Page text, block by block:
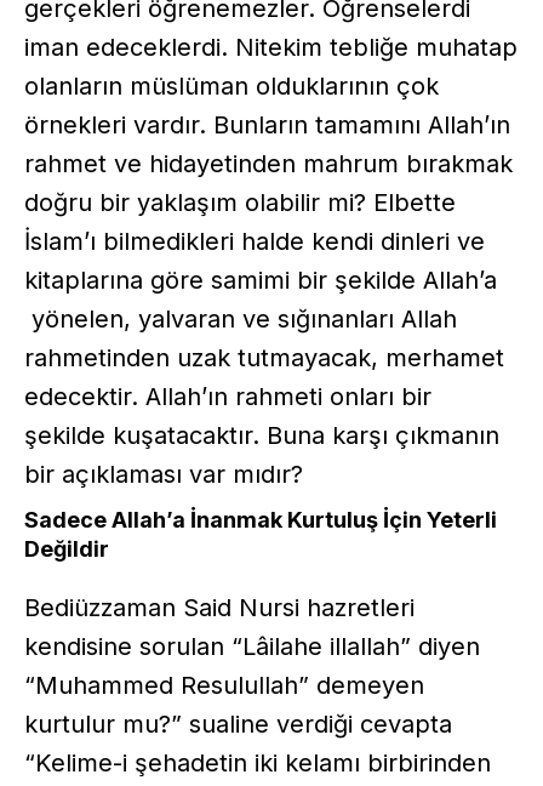
gerçekleri öğrenemezler. Öğrenselerdi
iman edeceklerdi. Nitekim tebliğe muhatap
olanların müslüman olduklarının çok
örnekleri vardır. Bunların tamamını Allah’ın
rahmet ve hidayetinden mahrum bırakmak
doğru bir yaklaşım olabilir mi? Elbette
İslam’ı bilmedikleri halde kendi dinleri ve
kitaplarına göre samimi bir şekilde Allah’a
yönelen, yalvaran ve sığınanları Allah
rahmetinden uzak tutmayacak, merhamet
edecektir. Allah’ın rahmeti onları bir
şekilde kuşatacaktır. Buna karşı çıkmanın
bir açıklaması var mıdır?
Sadece Allah’a İnanmak Kurtuluş İçin Yeterli
Değildir
Bediüzzaman Said Nursi hazretleri
kendisine sorulan “Lâilahe illallah” diyen
“Muhammed Resulullah” demeyen
kurtulur mu?” sualine verdiği cevapta
“Kelime-i şehadetin iki kelamı birbirinden